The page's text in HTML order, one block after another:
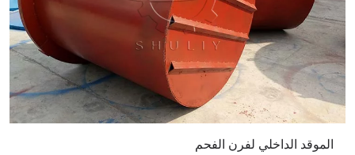
الموقد الداخلي لفرن الفحم